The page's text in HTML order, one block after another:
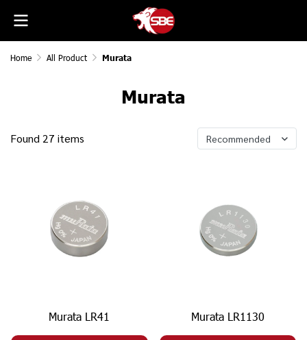
Home All Product Murata
Murata
Found 27 items Recommended
Murata LR41 Murata LR1130